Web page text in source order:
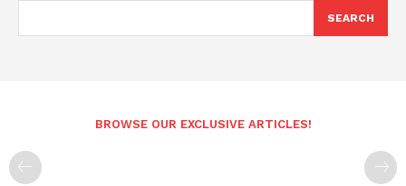
SEARCH
BROWSE OUR EXCLUSIVE ARTICLES!